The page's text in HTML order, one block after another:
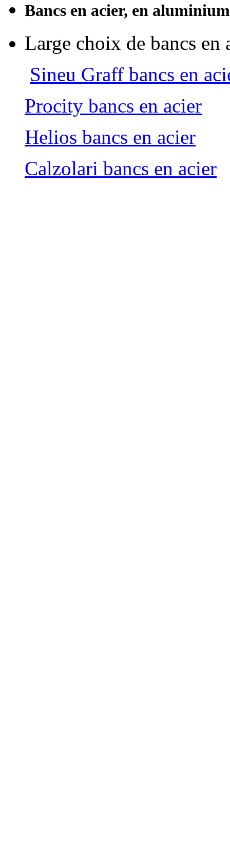
Bancs en acier, en aluminium
Large choix de bancs
Sineu Graff bancs en
Procity bancs en acier
Helios bancs en acier
Calzolari bancs en acier